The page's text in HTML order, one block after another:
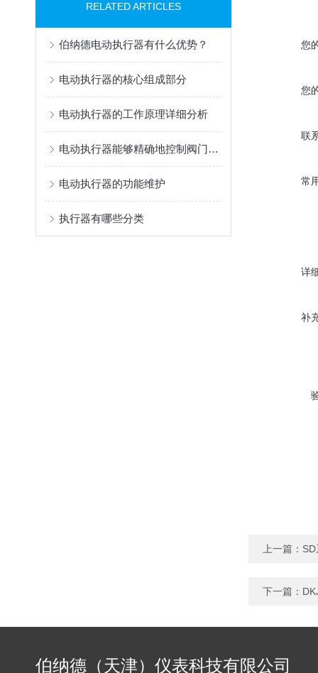
RELATED ARTICLES
伯纳德电动执行器有什么优势？
电动执行器的核心组成部分
电动执行器的工作原理详细分析
电动执行器能够精确地控制阀门或挡板的开度
电动执行器的功能维护
执行器有哪些分类
您
您
联
常
详
补
上一篇：
下一篇：
伯纳德（天津）仪表科技有限公司